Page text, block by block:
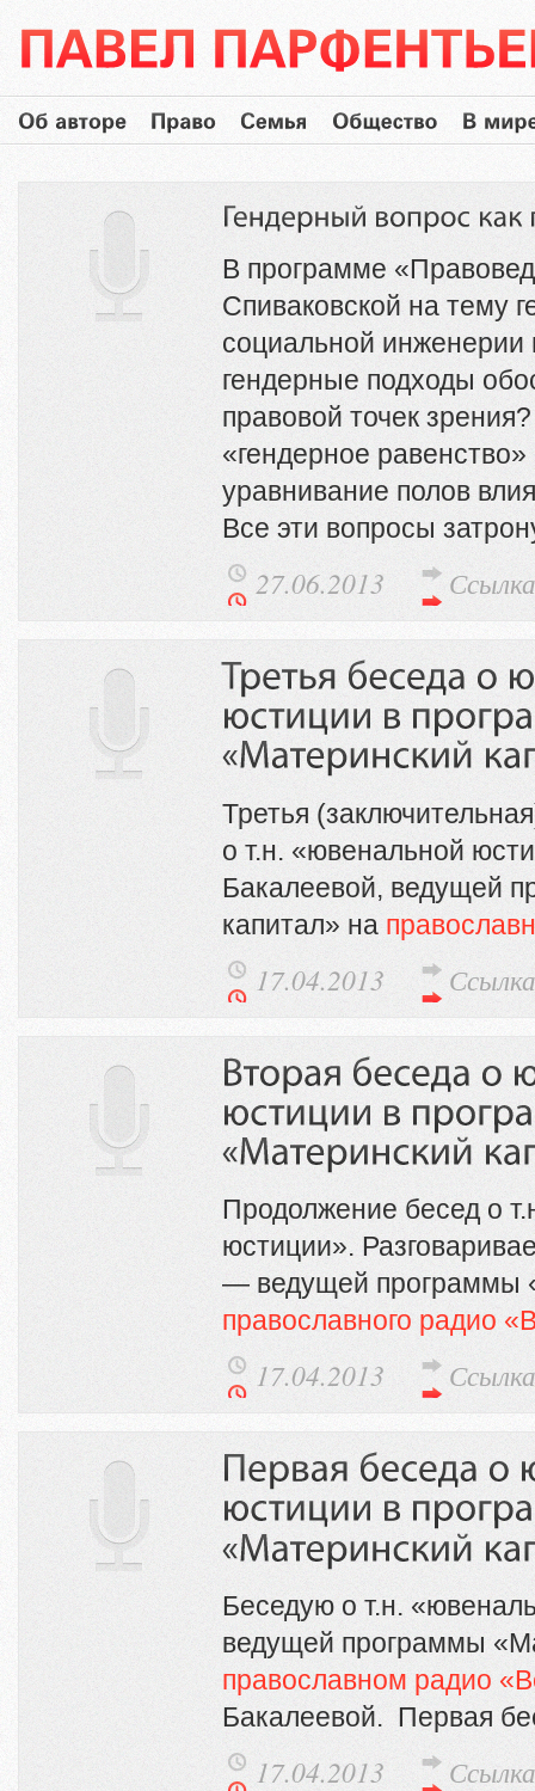
В программе
Спиваковской на тему
социальной инженерии
гендерные подходы
правовой точек
«гендерное
уравнивание полов
Все эти вопросы
27.06.2013 Ссылка
Третья
о т.н. «ювенальной
Бакалеевой, ведущей
капитал» на
17.04.2013 Ссылка
Продолжение бесед о
юстиции».
— ведущей программы
православного радио
17.04.2013 Ссылка
Беседую о т.н.
ведущей программы
православном радио
Бакалеевой. Первая
17.04.2013 Ссылка